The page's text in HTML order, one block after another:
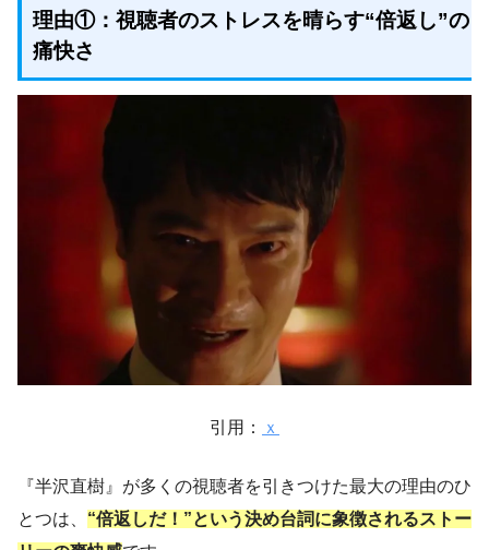
理由①：視聴者のストレスを晴らす“倍返し”の
痛快さ
引用： ｘ
『半沢直樹』が多くの視聴者を引きつけた最大の理由のひ
とつは、 “倍返しだ！”という決め台詞に象徴されるストー